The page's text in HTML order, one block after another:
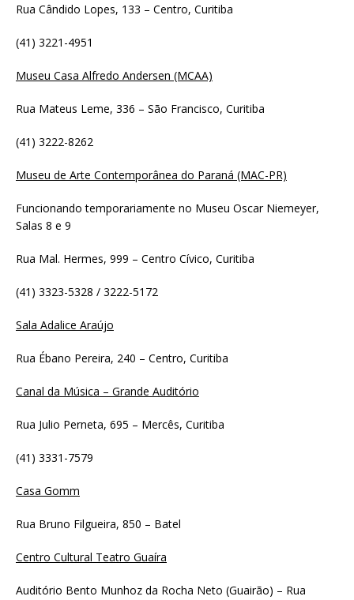
Rua Cândido Lopes, 133 – Centro, Curitiba
(41) 3221-4951
Museu Casa Alfredo Andersen (MCAA)
Rua Mateus Leme, 336 – São Francisco, Curitiba
(41) 3222-8262
Museu de Arte Contemporânea do Paraná (MAC-PR)
Funcionando temporariamente no Museu Oscar Niemeyer,
Salas 8 e 9
Rua Mal. Hermes, 999 – Centro Cívico, Curitiba
(41) 3323-5328 / 3222-5172
Sala Adalice Araújo
Rua Ébano Pereira, 240 – Centro, Curitiba
Canal da Música – Grande Auditório
Rua Julio Perneta, 695 – Mercês, Curitiba
(41) 3331-7579
Casa Gomm
Rua Bruno Filgueira, 850 – Batel
Centro Cultural Teatro Guaíra
Auditório Bento Munhoz da Rocha Neto (Guairão) – Rua